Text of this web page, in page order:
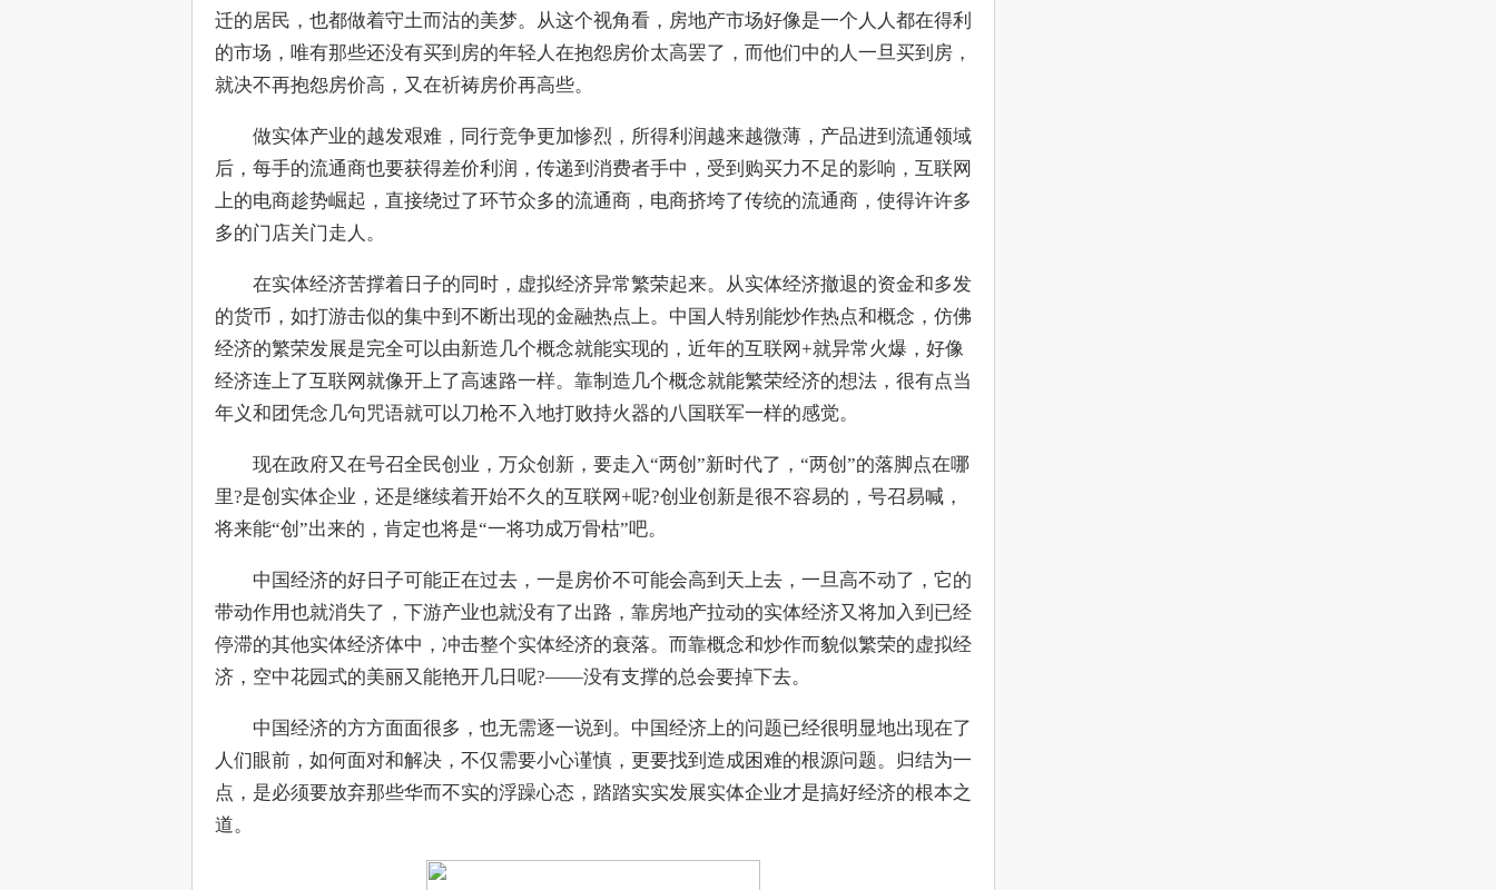
迁的居民，也都做着守土而沽的美梦。从这个视角看，房地产市场好像是一个人人都在得利
的市场，唯有那些还没有买到房的年轻人在抱怨房价太高罢了，而他们中的人一旦买到房，
就决不再抱怨房价高，又在祈祷房价再高些。
做实体产业的越发艰难，同行竞争更加惨烈，所得利润越来越微薄，产品进到流通领域
后，每手的流通商也要获得差价利润，传递到消费者手中，受到购买力不足的影响，互联网
上的电商趁势崛起，直接绕过了环节众多的流通商，电商挤垮了传统的流通商，使得许许多
多的门店关门走人。
在实体经济苦撑着日子的同时，虚拟经济异常繁荣起来。从实体经济撤退的资金和多发
的货币，如打游击似的集中到不断出现的金融热点上。中国人特别能炒作热点和概念，仿佛
经济的繁荣发展是完全可以由新造几个概念就能实现的，近年的互联网+就异常火爆，好像
经济连上了互联网就像开上了高速路一样。靠制造几个概念就能繁荣经济的想法，很有点当
年义和团凭念几句咒语就可以刀枪不入地打败持火器的八国联军一样的感觉。
现在政府又在号召全民创业，万众创新，要走入“两创”新时代了，“两创”的落脚点在哪
里?是创实体企业，还是继续着开始不久的互联网+呢?创业创新是很不容易的，号召易喊，
将来能“创”出来的，肯定也将是“一将功成万骨枯”吧。
中国经济的好日子可能正在过去，一是房价不可能会高到天上去，一旦高不动了，它的
带动作用也就消失了，下游产业也就没有了出路，靠房地产拉动的实体经济又将加入到已经
停滞的其他实体经济体中，冲击整个实体经济的衰落。而靠概念和炒作而貌似繁荣的虚拟经
济，空中花园式的美丽又能艳开几日呢?——没有支撑的总会要掉下去。
中国经济的方方面面很多，也无需逐一说到。中国经济上的问题已经很明显地出现在了
人们眼前，如何面对和解决，不仅需要小心谨慎，更要找到造成困难的根源问题。归结为一
点，是必须要放弃那些华而不实的浮躁心态，踏踏实实发展实体企业才是搞好经济的根本之
道。